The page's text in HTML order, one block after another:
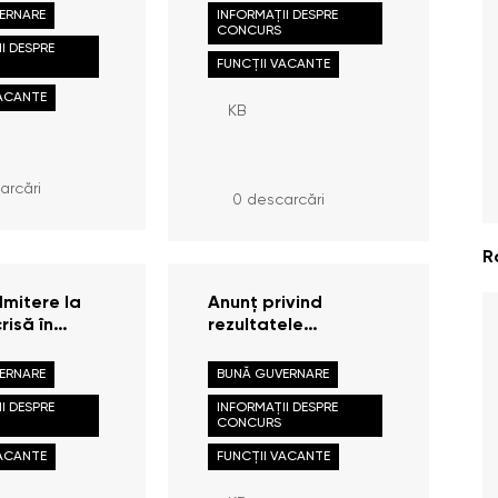
de
în funcție
DESPRE
KB
INFORMAȚII DESPRE
CONCURS
FUNCȚII VACANTE
0 descarcări
la
în
publice de
Consultant
/
DESPRE
Anunț privind
rezultatele
selectare a
candidaților la
stagii plătite
BUNĂ GUVERNARE
INFORMAȚII DESPRE
CONCURS
FUNCȚII VACANTE